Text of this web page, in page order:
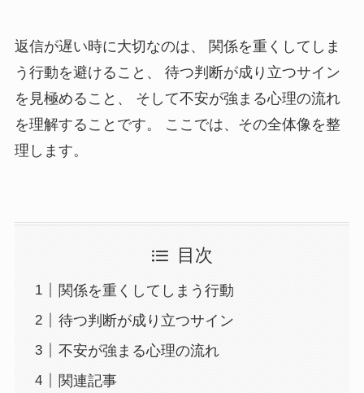
返信が遅い時に大切なのは、 関係を重くしてしま
う行動を避けること、 待つ判断が成り立つサイン
を見極めること、 そして不安が強まる心理の流れ
を理解することです。 ここでは、その全体像を整
理します。
目次
関係を重くしてしまう行動
待つ判断が成り立つサイン
不安が強まる心理の流れ
関連記事